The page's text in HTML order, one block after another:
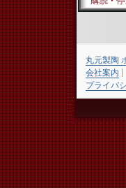
丸元製陶
会社案内
プライバ